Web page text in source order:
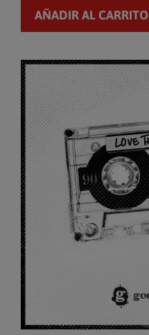
AÑADIR AL CARRITO